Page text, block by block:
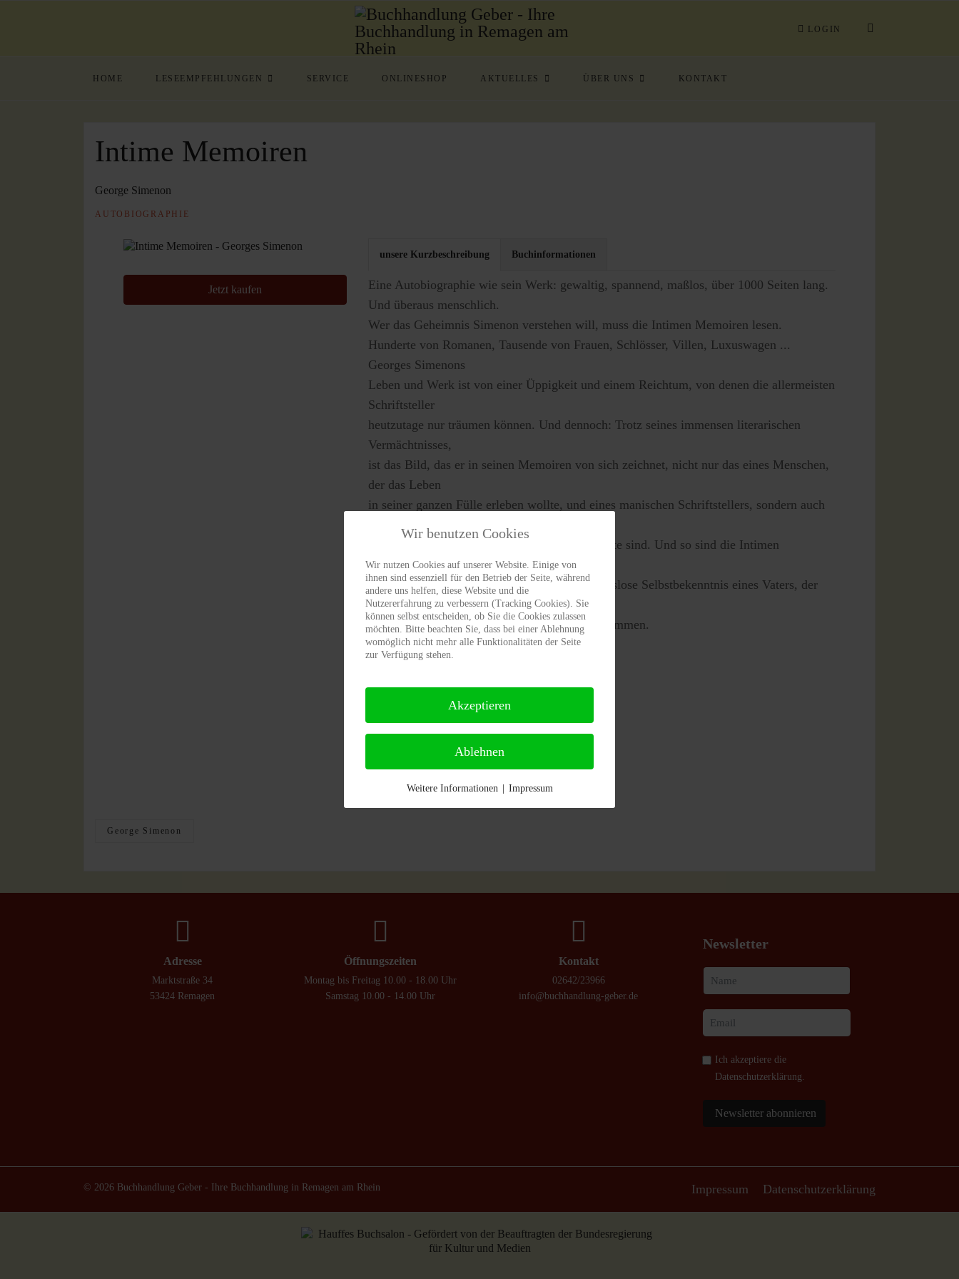
LOGIN
HOME LESEEMPFEHLUNGEN SERVICE ONLINESHOP AKTUELLES ÜBER UNS KONTAKT
Intime Memoiren
George Simenon
AUTOBIOGRAPHIE
Jetzt kaufen
unsere Kurzbeschreibung Buchinformationen
Eine Autobiographie wie sein Werk: gewaltig, spannend, maßlos, über 1000 Seiten lang.
Und überaus menschlich.
Wer das Geheimnis Simenon verstehen will, muss die Intimen Memoiren lesen.
Hunderte von Romanen, Tausende von Frauen, Schlösser, Villen, Luxuswagen ...
Georges Simenons
Leben und Werk ist von einer Üppigkeit und einem Reichtum, von denen die allermeisten
Schriftsteller
heutzutage nur träumen können. Und dennoch: Trotz seines immensen literarischen
Vermächtnisses,
ist das Bild, das er in seinen Memoiren von sich zeichnet, nicht nur das eines Menschen,
der das Leben
in seiner ganzen Fülle erleben wollte, und eines manischen Schriftstellers, sondern auch
Familienvaters, dem seine Kinder das Wichtigste sind. Und so sind die Intimen
Memoiren neben einer
ergreifenden Lebensbeichte auch das schonungslose Selbstbekenntnis eines Vaters, der
versucht, mit
dem Selbstmord seiner Tochter ins Reine zu kommen.
George Simenon
Adresse
Marktstraße 34
53424 Remagen
Öffnungszeiten
Montag bis Freitag 10.00 - 18.00 Uhr
Samstag 10.00 - 14.00 Uhr
Kontakt
02642/23966
info@buchhandlung-geber.de
Newsletter
Ich akzeptiere die
Datenschutzerklärung.
Newsletter abonnieren
© 2026 Buchhandlung Geber - Ihre Buchhandlung in Remagen am Rhein Impressum Datenschutzerklärung
Wir benutzen Cookies
Wir nutzen Cookies auf unserer Website. Einige von
ihnen sind essenziell für den Betrieb der Seite, während
andere uns helfen, diese Website und die
Nutzererfahrung zu verbessern (Tracking Cookies). Sie
können selbst entscheiden, ob Sie die Cookies zulassen
möchten. Bitte beachten Sie, dass bei einer Ablehnung
womöglich nicht mehr alle Funktionalitäten der Seite
zur Verfügung stehen.
Akzeptieren
Ablehnen
Weitere Informationen Impressum